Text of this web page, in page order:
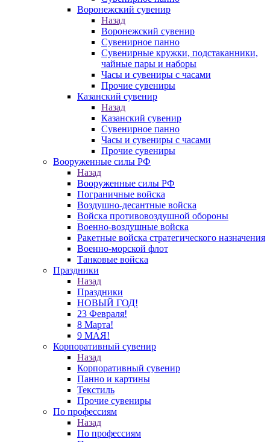
Воронежский сувенир
Назад
Воронежский сувенир
Сувенирное панно
Сувенирные кружки, подстаканники,
чайные пары и наборы
Часы и сувениры с часами
Прочие сувениры
Казанский сувенир
Назад
Казанский сувенир
Сувенирное панно
Часы и сувениры с часами
Прочие сувениры
Вооруженные силы РФ
Назад
Вооруженные силы РФ
Пограничные войска
Воздушно-десантные войска
Войска противовоздушной обороны
Военно-воздушные войска
Ракетные войска стратегического назначения
Военно-морской флот
Танковые войска
Праздники
Назад
Праздники
НОВЫЙ ГОД!
23 Февраля!
8 Марта!
9 МАЯ!
Корпоративный сувенир
Назад
Корпоративный сувенир
Панно и картины
Текстиль
Прочие сувениры
По профессиям
Назад
По профессиям